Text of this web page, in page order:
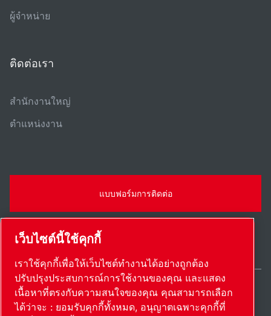
ผู้จําหน่าย
ติดต่อเรา
สํานักงานใหญ่
ตําแหน่งงาน
แบบฟอร์มการติดต่อ
แผนผังเว็บไซต์ตั้งค่าการใช้งานเอง © 2026 ลิขสิทธิ์
Thailand / TH
เว็บไซต์นี้ใช้คุกกี้
เราใช้คุกกี้เพื่อให้เว็บไซต์ทำงานได้อย่างถูกต้อง
ปรับปรุงประสบการณ์การใช้งานของคุณ และแสดง
เนื้อหาที่ตรงกับความสนใจของคุณ คุณสามารถเลือก
ได้ว่าจะ : ยอมรับคุกกี้ทั้งหมด, อนุญาตเฉพาะคุกกี้ที่